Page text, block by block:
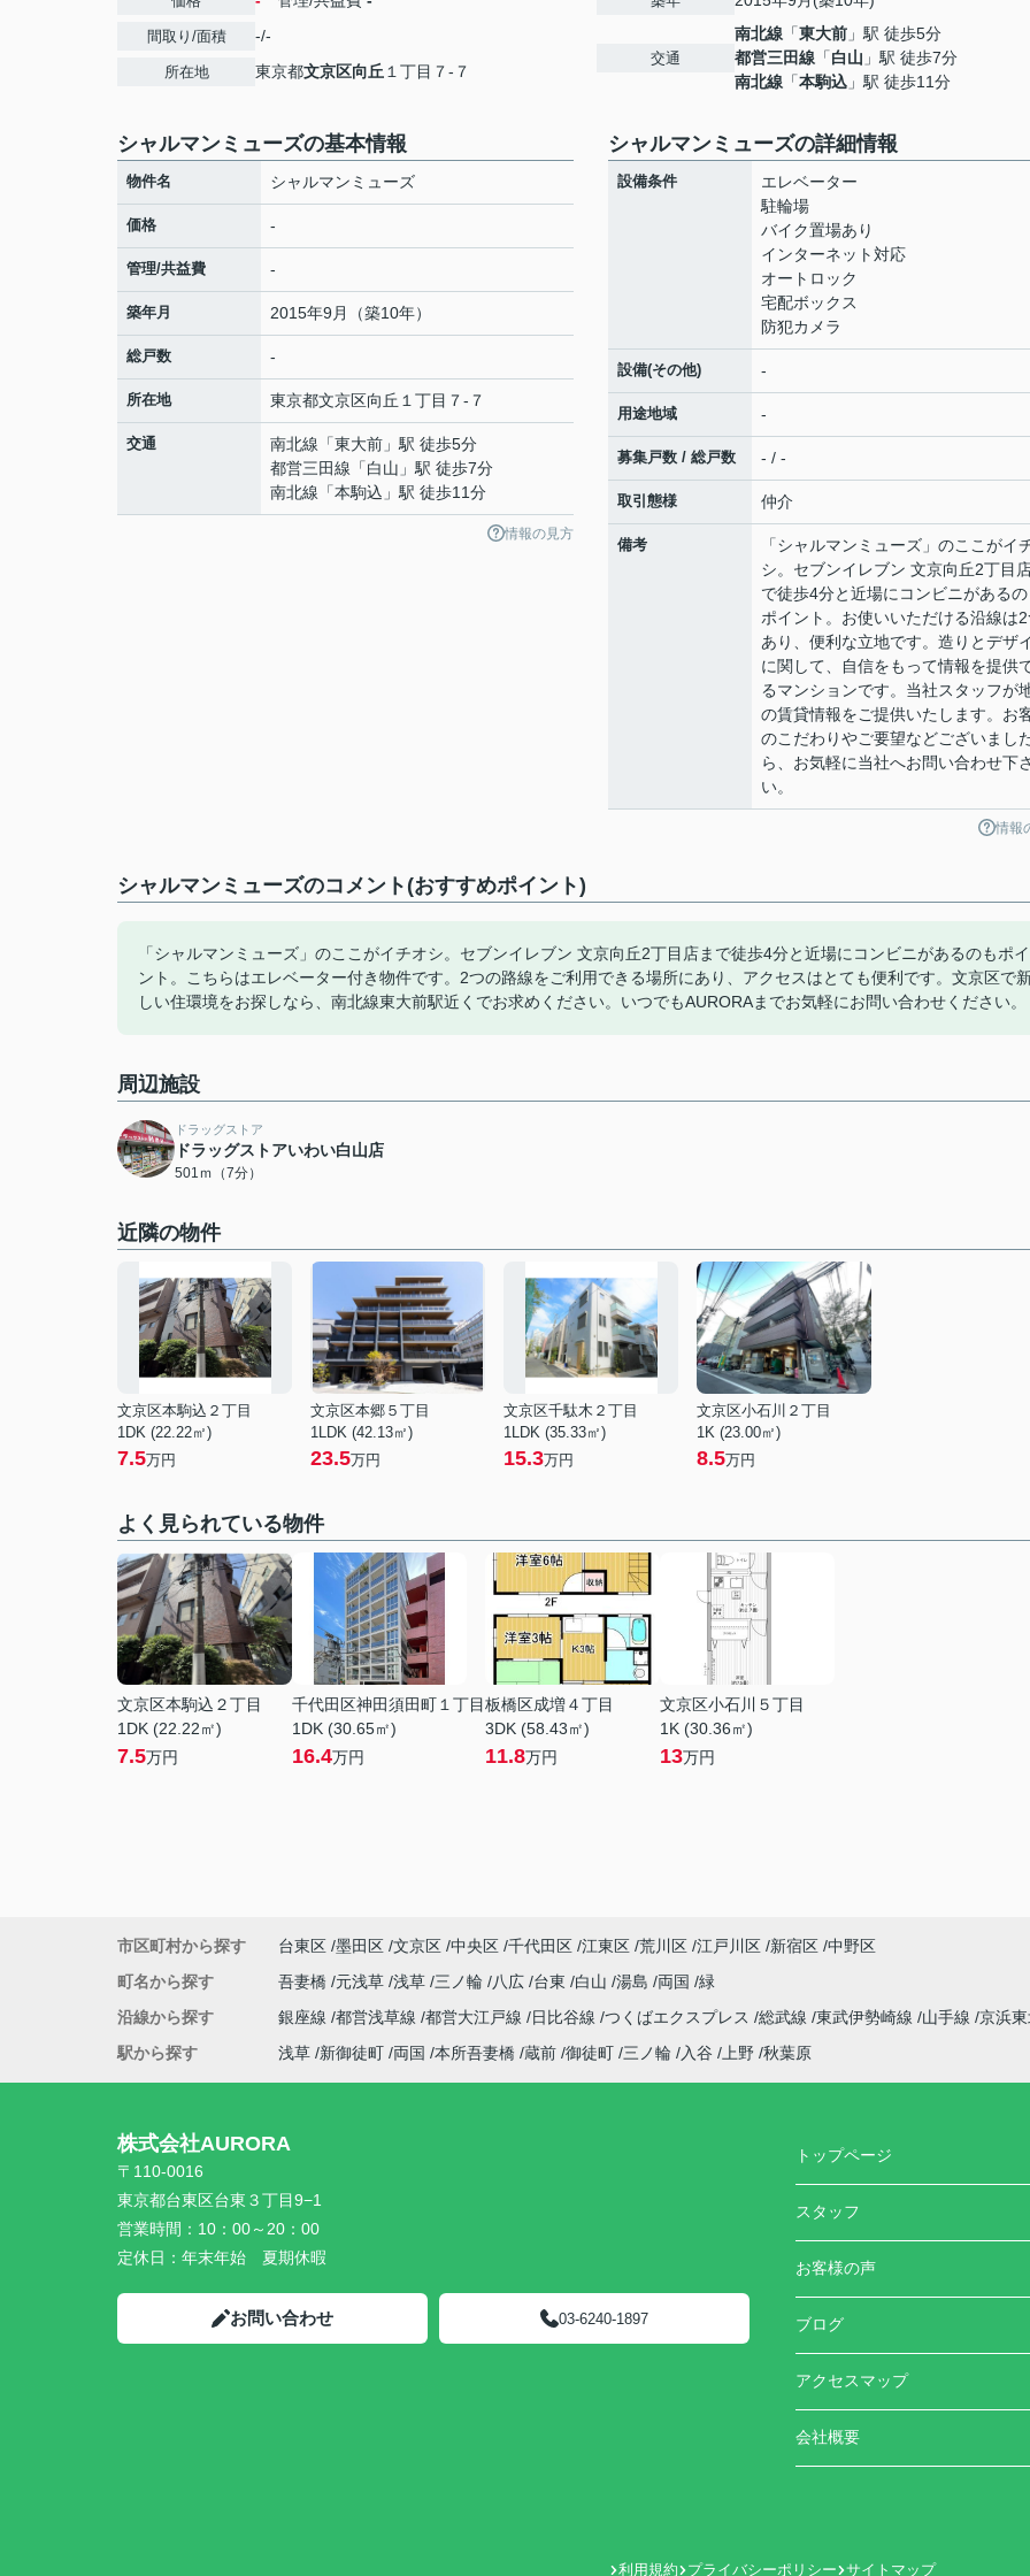
間取り/面積 -/-
所在地 東京都文京区向丘 １丁目７-７
交通
南北線 「東大前 」駅 徒歩5分
都営三田線 「白山 」駅 徒歩7分
南北線 「本駒込 」駅 徒歩11分
シャルマンミューズの基本情報
物件名 シャルマンミューズ
価格 -
管理/共益費 -
築年月 2015年9月（築10年）
総戸数 -
所在地 東京都文京区向丘 １丁目７-７
交通 南北線 「東大前 」駅 徒歩5分
都営三田線 「白山 」駅 徒歩7分
南北線 「本駒込 」駅 徒歩11分
情報の見方
シャルマンミューズの詳細情報
設備条件
エレベーター
駐輪場
バイク置場あり
インターネット対応
オートロック
宅配ボックス
防犯カメラ
設備(その他) -
用途地域 -
募集戸数 / 総戸数 - / -
取引態様 仲介
備考
「シャルマンミューズ」のここがイ
シ。セブンイレブン 文京向丘2丁目
で徒歩4分と近場にコンビニがあるの
ポイント。お使いいただける沿線は2
あり、便利な立地です。造りとデザ
に関して、自信をもって情報を提供
るマンションです。当社スタッフが
の賃貸情報をご提供いたします。お
のこだわりやご要望などございまし
ら、お気軽に当社へお問い合わせ下さ
い。
情報
シャルマンミューズのコメント(おすすめポイント)
「シャルマンミューズ」のここがイチオシ。セブンイレブン 文京向丘2丁目店まで徒歩4分と近場にコンビニがあるのもポイ
ント。こちらはエレベーター付き物件です。2つの路線をご利用できる場所にあり、アクセスはとても便利です。文京区で
しい住環境をお探しなら、南北線東大前駅近くでお求めください。いつでもAURORAまでお気軽にお問い合わせください。
周辺施設
ドラッグストア
ドラッグストアいわい白山店
501ｍ（7分）
近隣の物件
文京区本駒込２丁目
1DK (22.22㎡)
7.5万円
文京区本郷５丁目
1LDK (42.13㎡)
23.5万円
文京区千駄木２丁目
1LDK (35.33㎡)
15.3万円
文京区小石川２丁目
1K (23.00㎡)
8.5万円
よく見られている物件
文京区本駒込２丁目
1DK (22.22㎡)
7.5万円
千代田区神田須田町１丁目
1DK (30.65㎡)
16.4万円
板橋区成増４丁目
3DK (58.43㎡)
11.8万円
文京区小石川５丁目
1K (30.36㎡)
13万円
市区町村から探す 台東区 墨田区 文京区 中央区 千代田区 江東区 荒川区 江戸川区 新宿区 中野区
町名から探す
吾妻橋 元浅草 浅草 三ノ輪 八広 台東 白山 湯島 両国
緑
沿線から探す
銀座線 都営浅草線 都営大江戸線 日比谷線 つくばエクスプレス 総武線 東武伊勢崎線 山手線 京浜
駅から探す
浅草 新御徒町 両国 本所吾妻橋 蔵前 御徒町 三ノ輪 入谷 上野 秋葉原
株式会社AURORA
〒110-0016
東京都台東区台東３丁目9−1
営業時間： 10：00～20：00
定休日： 年末年始 夏期休暇
お問い合わせ 03-6240-1897
トップページ
スタッフ
お客様の声
ブログ
アクセスマップ
会社概要
利用規約 プライバシーポリシー サイトマップ